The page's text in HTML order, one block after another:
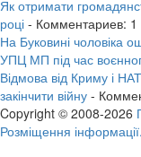
Як отримати
році - Комментариев: 1
На Буковині чоловіка
УПЦ МП під час
Відмова від Криму і
закінчити війну -
Copyright © 2008-2026
Розміщення інформації.